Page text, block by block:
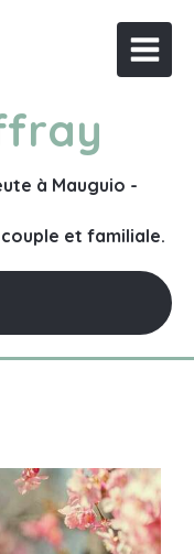
à Mauguio -
et familiale.